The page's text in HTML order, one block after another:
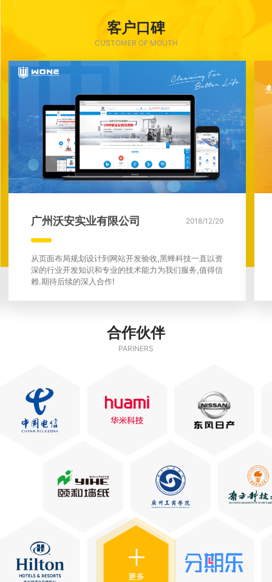
客户口碑
CUSTOMER OF MOUTH
广州沃安实业有限公司 2018/12/20
从页面布局规划设计到网站开发验收,黑蜂科技一直以资
深的行业开发知识和专业的技术能力为我们服务,值得信
赖.期待后续的深入合作!
合作伙伴
PARINERS